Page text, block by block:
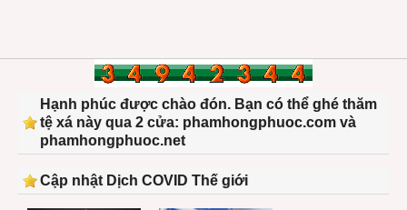
Hạnh phúc được chào đón. Bạn có thể ghé thăm
tệ xá này qua 2 cửa: phamhongphuoc.com và
phamhongphuoc.net
Cập nhật Dịch COVID Thế giới